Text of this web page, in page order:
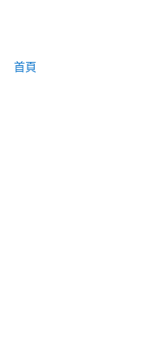
首頁